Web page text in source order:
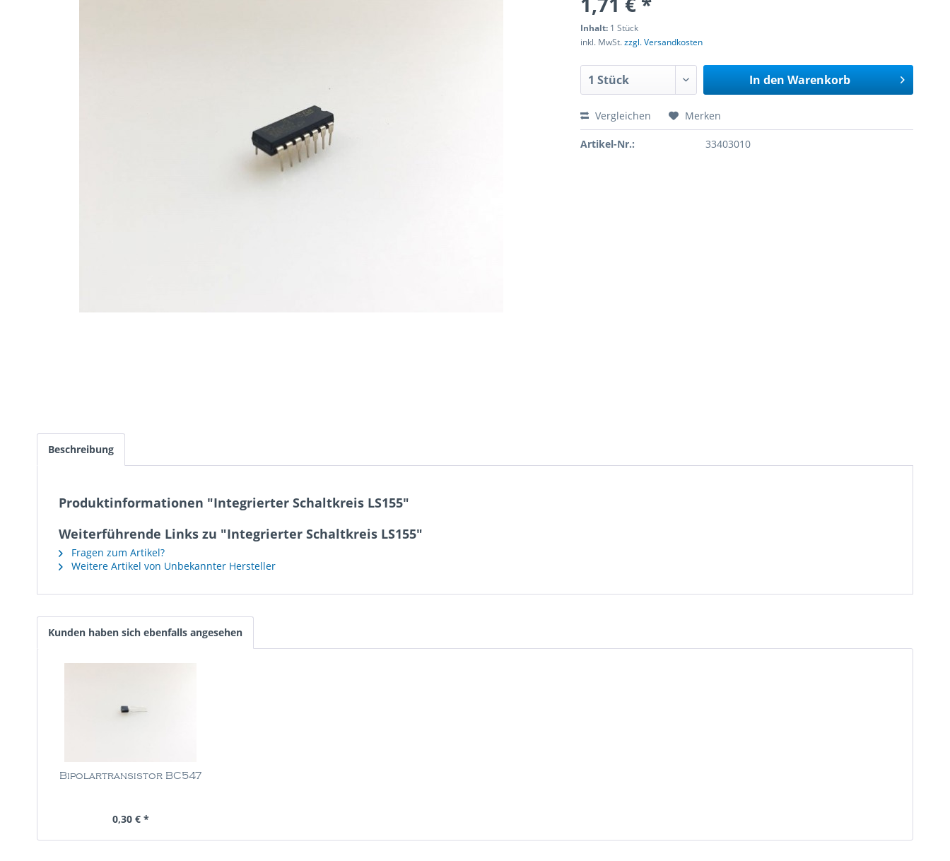
Inhalt: 1 Stück
inkl. MwSt.zzgl. Versandkosten
In den Warenkorb
Vergleichen Merken
Artikel-Nr.: 33403010
Beschreibung
Produktinformationen "Integrierter Schaltkreis LS155"
Weiterführende Links zu "Integrierter Schaltkreis LS155"
Fragen zum Artikel?
Weitere Artikel von Unbekannter Hersteller
Kunden haben sich ebenfalls angesehen
Bipolartransistor BC547
Inhalt1 Stück
0,30 € *